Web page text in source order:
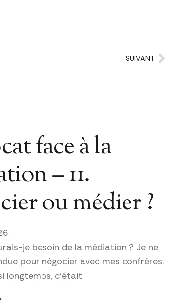
SUIVANT
face à la
– 11.
ou médier ?
je besoin de la médiation ? Je ne
pour négocier avec mes confrères.
longtemps, c’était